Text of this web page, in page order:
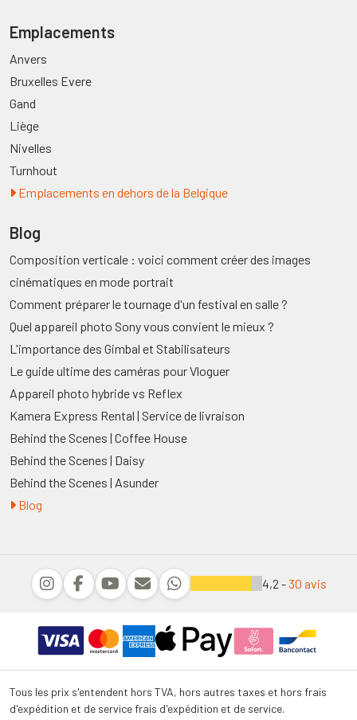
Emplacements
Anvers
Bruxelles Evere
Gand
Liège
Nivelles
Turnhout
Emplacements en dehors de la Belgique
Blog
Composition verticale : voici comment créer des images
cinématiques en mode portrait
Comment préparer le tournage d'un festival en salle ?
Quel appareil photo Sony vous convient le mieux ?
L'importance des Gimbal et Stabilisateurs
Le guide ultime des caméras pour Vloguer
Appareil photo hybride vs Reflex
Kamera Express Rental | Service de livraison
Behind the Scenes | Coffee House
Behind the Scenes | Daisy
Behind the Scenes | Asunder
Blog
4,2 -30 avis
Tous les prix s'entendent hors TVA, hors autres taxes et hors frais
d'expédition et de service frais d'expédition et de service.